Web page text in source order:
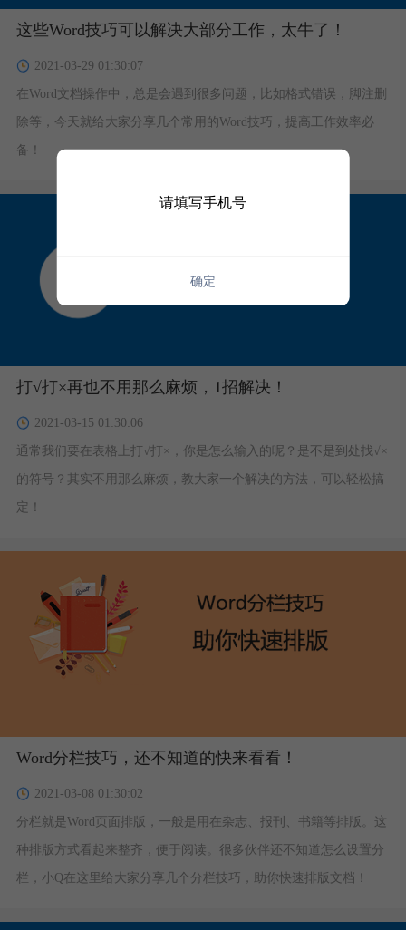
这些Word技巧可以解决大部分工作，太牛了！
2021-03-29 01:30:07
在Word文档操作中，总是会遇到很多问题，比如格式错误，脚注删
除等，今天就给大家分享几个常用的Word技巧，提高工作效率必
备！
打√打×再也不用那么麻烦，1招解决！
2021-03-15 01:30:06
通常我们要在表格上打√打×，你是怎么输入的呢？是不是到处找√×
的符号？其实不用那么麻烦，教大家一个解决的方法，可以轻松搞
定！
Word分栏技巧，还不知道的快来看看！
2021-03-08 01:30:02
分栏就是Word页面排版，一般是用在杂志、报刊、书籍等排版。这
种排版方式看起来整齐，便于阅读。很多伙伴还不知道怎么设置分
栏，小Q在这里给大家分享几个分栏技巧，助你快速排版文档！
请填写手机号
确定